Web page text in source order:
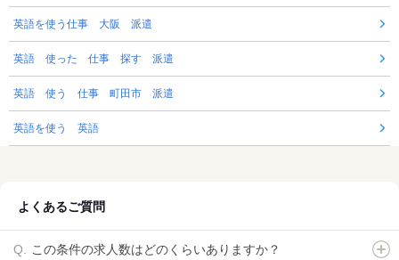
英語を使う仕事 大阪 派遣
英語 使った 仕事 探す 派遣
英語 使う 仕事 町田市 派遣
英語を使う 英語
よくあるご質問
この条件の求人数はどのくらいありますか？